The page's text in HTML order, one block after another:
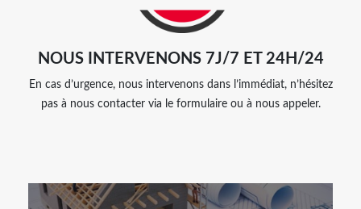
NOUS INTERVENONS 7J/7 ET 24H/24
En cas d’urgence, nous intervenons dans l’immédiat, n’hésitez
pas à nous contacter via le formulaire ou à nous appeler.